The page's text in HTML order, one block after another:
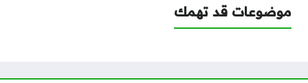
موضوعات قد تهمك